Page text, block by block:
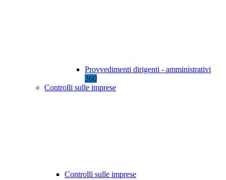
Provvedimenti dirigenti - amministrativi
360
Controlli sulle imprese
Controlli sulle imprese